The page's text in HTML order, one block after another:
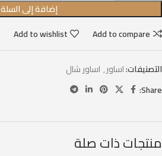
إضافة إلى السلة
Add to compare
Add to wishlist
التصنيفات:اساور, اساور شال
Share:
منتجات ذات صلة